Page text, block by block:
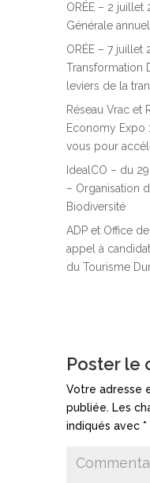
ORÉE – 2
Générale
ORÉE – 7
Transformation
leviers de la
Réseau Vrac et
Economy Expo
vous pour
IdealCO – du
– Organisation
Biodiversité
ADP et Office
appel à
du Tourisme
Poster le
Votre adresse
publiée. Les
indiqués avec *